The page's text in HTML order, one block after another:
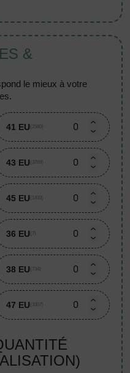
&
le mieux à votre
41 EU (2580)
43 EU (3769)
45 EU (1433)
36 EU (7)
38 EU (734)
47 EU (1007)